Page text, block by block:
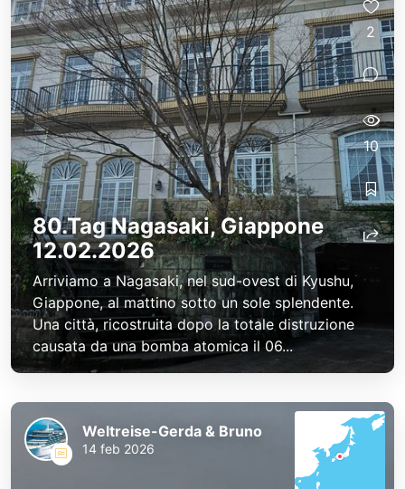
80.Tag Nagasaki, Giappone
12.02.2026
Arriviamo a Nagasaki, nel sud-ovest di Kyushu,
Giappone, al mattino sotto un sole splendente.
Una città, ricostruita dopo la totale distruzione
causata da una bomba atomica il 06...
2
10
Weltreise-Gerda & Bruno
14 feb 2026